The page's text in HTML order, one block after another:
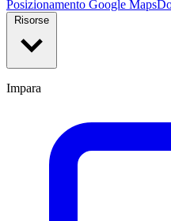
Posizionamento Google Maps
Impara